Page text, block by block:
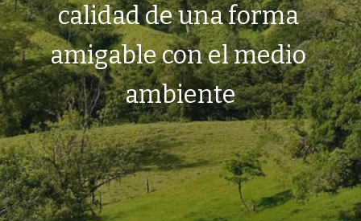
calidad de una forma
amigable con el medio
ambiente